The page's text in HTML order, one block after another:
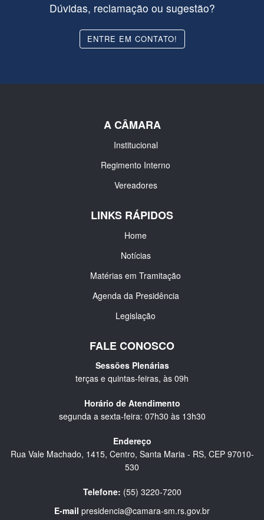
Dúvidas, reclamação ou sugestão?
ENTRE EM CONTATO!
A CÂMARA
Institucional
Regimento Interno
Vereadores
LINKS RÁPIDOS
Home
Notícias
Matérias em Tramitação
Agenda da Presidência
Legislação
FALE CONOSCO
Sessões Plenárias
terças e quintas-feiras, às 09h
Horário de Atendimento
segunda a sexta-feira: 07h30 às 13h30
Endereço
Rua Vale Machado, 1415, Centro, Santa Maria - RS, CEP 97010-
530
Telefone: (55) 3220-7200
E-mail presidencia@camara-sm.rs.gov.br